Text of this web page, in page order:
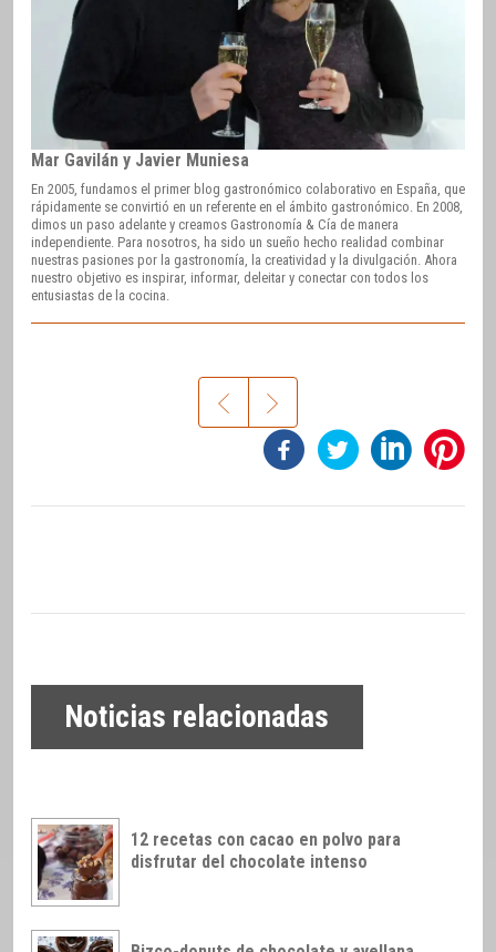
Mar Gavilán y Javier Muniesa
En 2005, fundamos el primer blog gastronómico colaborativo en España, que
rápidamente se convirtió en un referente en el ámbito gastronómico. En 2008,
dimos un paso adelante y creamos Gastronomía & Cía de manera
independiente. Para nosotros, ha sido un sueño hecho realidad combinar
nuestras pasiones por la gastronomía, la creatividad y la divulgación. Ahora
nuestro objetivo es inspirar, informar, deleitar y conectar con todos los
entusiastas de la cocina.
Noticias relacionadas
12 recetas con cacao en polvo para
disfrutar del chocolate intenso